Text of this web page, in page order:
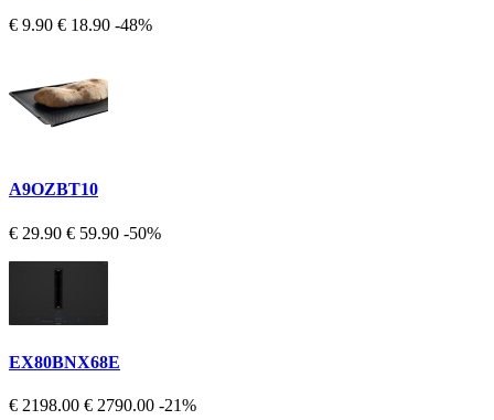
€ 9.90 € 18.90 -48%
A9OZBT10
€ 29.90 € 59.90 -50%
EX80BNX68E
€ 2198.00 € 2790.00 -21%